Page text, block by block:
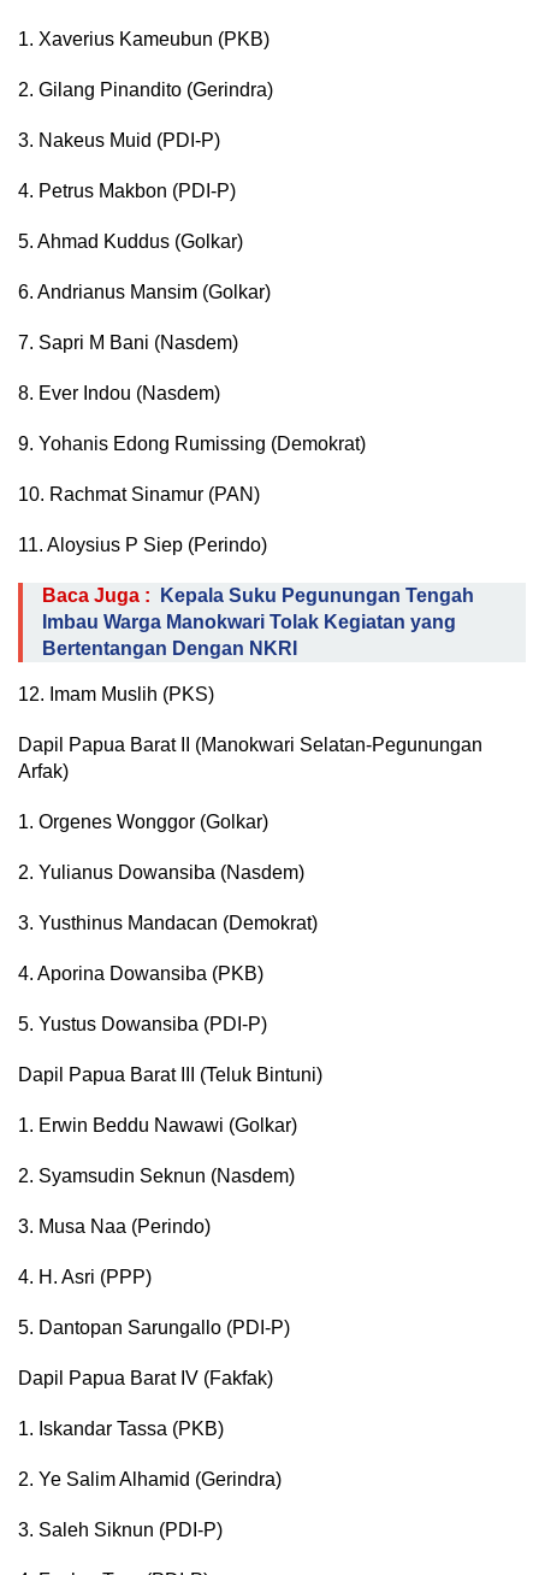
1. Xaverius Kameubun (PKB)
2. Gilang Pinandito (Gerindra)
3. Nakeus Muid (PDI-P)
4. Petrus Makbon (PDI-P)
5. Ahmad Kuddus (Golkar)
6. Andrianus Mansim (Golkar)
7. Sapri M Bani (Nasdem)
8. Ever Indou (Nasdem)
9. Yohanis Edong Rumissing (Demokrat)
10. Rachmat Sinamur (PAN)
11. Aloysius P Siep (Perindo)
Baca Juga :
Kepala Suku Pegunungan Tengah
Imbau Warga Manokwari Tolak Kegiatan yang
Bertentangan Dengan NKRI
12. Imam Muslih (PKS)
Dapil Papua Barat II (Manokwari Selatan-Pegunungan
Arfak)
1. Orgenes Wonggor (Golkar)
2. Yulianus Dowansiba (Nasdem)
3. Yusthinus Mandacan (Demokrat)
4. Aporina Dowansiba (PKB)
5. Yustus Dowansiba (PDI-P)
Dapil Papua Barat III (Teluk Bintuni)
1. Erwin Beddu Nawawi (Golkar)
2. Syamsudin Seknun (Nasdem)
3. Musa Naa (Perindo)
4. H. Asri (PPP)
5. Dantopan Sarungallo (PDI-P)
Dapil Papua Barat IV (Fakfak)
1. Iskandar Tassa (PKB)
2. Ye Salim Alhamid (Gerindra)
3. Saleh Siknun (PDI-P)